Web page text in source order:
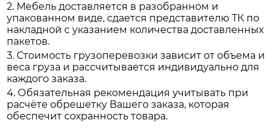
2. Мебель доставляется в разобранном и
упакованном виде, сдается представителю ТК по
накладной с указанием количества доставленных
пакетов.
3. Стоимость грузоперевозки зависит от объема и
веса груза и рассчитывается индивидуально для
каждого заказа.
4. Обязательная рекомендация учитывать при
расчёте обрешетку Вашего заказа, которая
обеспечит сохранность товара.